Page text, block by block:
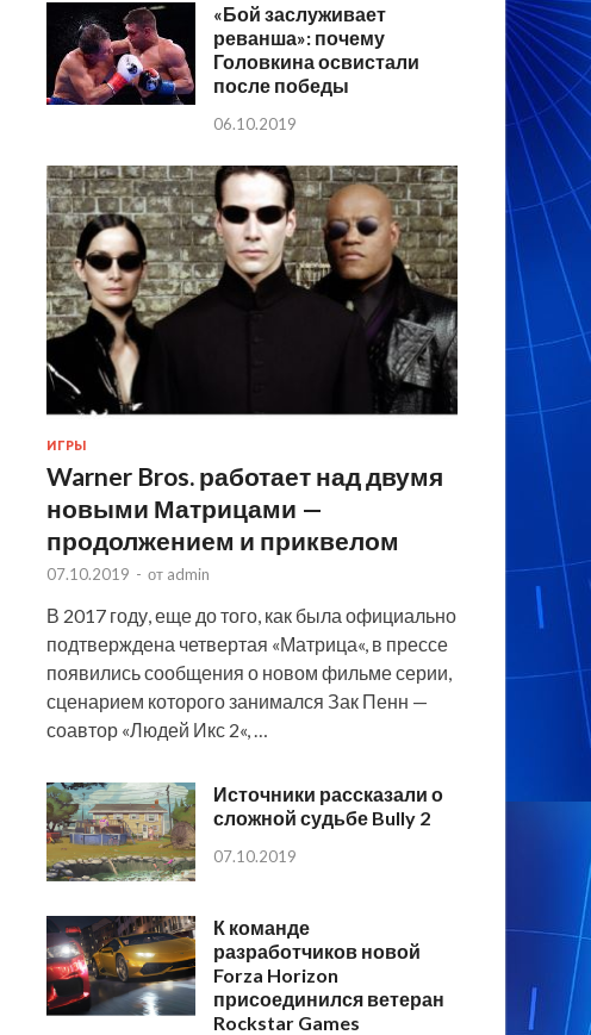
«Бой заслуживает
реванша»: почему
Головкина освистали
после победы
06.10.2019
ИГРЫ
Warner Bros. работает над двумя
новыми Матрицами —
продолжением и приквелом
07.10.2019 - от admin
В 2017 году, еще до того, как была официально
подтверждена четвертая «Матрица«, в прессе
появились сообщения о новом фильме серии,
сценарием которого занимался Зак Пенн —
соавтор «Людей Икс 2«, …
Источники рассказали о
сложной судьбе Bully 2
07.10.2019
К команде
разработчиков новой
Forza Horizon
присоединился ветеран
Rockstar Games